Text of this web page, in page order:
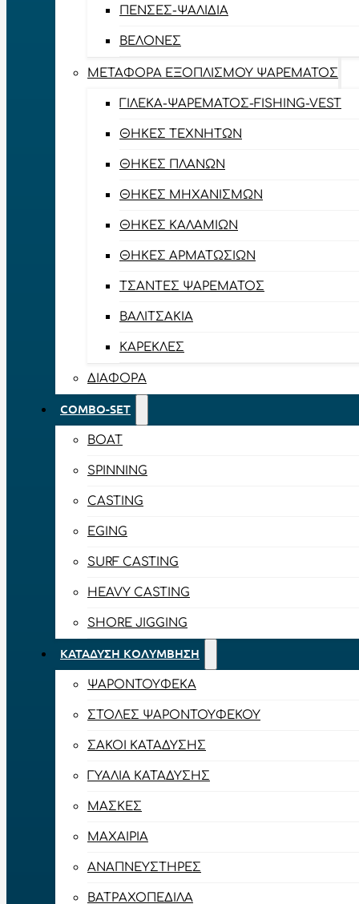
ΠΈΝΣΕΣ-ΨΑΛΊΔΙΑ
ΒΕΛΌΝΕΣ
ΜΕΤΑΦΟΡΆ ΕΞΟΠΛΙΣΜΟΎ ΨΑΡΈΜΑΤΟΣ
ΓΙΛΈΚΑ-ΨΑΡΈΜΑΤΟΣ-FISHING-VEST
ΘΉΚΕΣ ΤΕΧΝΗΤΏΝ
ΘΉΚΕΣ ΠΛΆΝΩΝ
ΘΉΚΕΣ ΜΗΧΑΝΙΣΜΏΝ
ΘΉΚΕΣ ΚΑΛΑΜΙΏΝ
ΘΉΚΕΣ ΑΡΜΑΤΩΣΙΏΝ
ΤΣΆΝΤΕΣ ΨΑΡΈΜΑΤΟΣ
ΒΑΛΙΤΣΆΚΙΑ
ΚΑΡΈΚΛΕΣ
ΔΙΆΦΟΡΑ
COMBO-SET
BOAT
SPINNING
CASTING
EGING
SURF CASTING
HEAVY CASTING
SHORE JIGGING
ΚΑΤΆΔΥΣΗ ΚΟΛΎΜΒΗΣΗ
ΨΑΡΟΝΤΟΎΦΕΚΑ
ΣΤΟΛΈΣ ΨΑΡΟΝΤΟΎΦΕΚΟΥ
ΣΆΚΟΙ ΚΑΤΆΔΥΣΗΣ
ΓΥΑΛΙΆ ΚΑΤΆΔΥΣΗΣ
ΜΆΣΚΕΣ
ΜΑΧΑΊΡΙΑ
ΑΝΑΠΝΕΥΣΤΉΡΕΣ
ΒΑΤΡΑΧΟΠΈΔΙΛΑ